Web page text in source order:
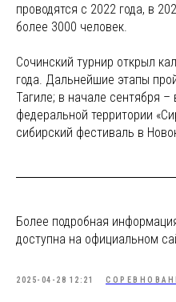
проводятся с 2022 года, в
более 3000 человек.
Сочинский турнир открыл
года. Дальнейшие этапы
Тагиле; в начале сентября
федеральной территории
сибирский фестиваль в
Более подробная
доступна на официальном
2025-04-28 12:21